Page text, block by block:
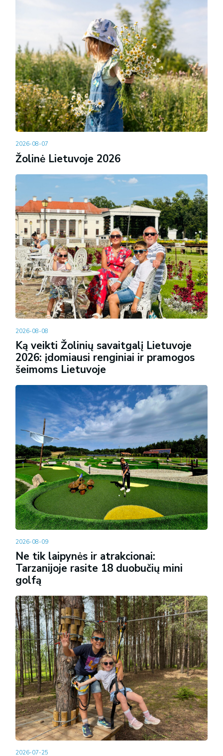
2026-08-07
Žolinė Lietuvoje 2026
2026-08-08
Ką veikti Žolinių savaitgalį Lietuvoje
2026: įdomiausi renginiai ir pramogos
šeimoms Lietuvoje
2026-08-09
Ne tik laipynės ir atrakcionai:
Tarzanijoje rasite 18 duobučių mini
golfą
2026-07-25